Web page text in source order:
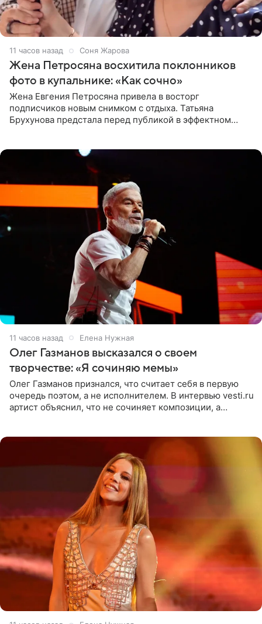
11 часов назад Соня Жарова
Жена Петросяна восхитила поклонников
фото в купальнике: «Как сочно»
Жена Евгения Петросяна привела в восторг
подписчиков новым снимком с отдыха. Татьяна
Брухунова предстала перед публикой в эффектном
11 часов назад Елена Нужная
Олег Газманов высказался о своем
творчестве: «Я сочиняю мемы»
Олег Газманов признался, что считает себя в первую
очередь поэтом, а не исполнителем. В интервью vesti.ru
артист объяснил, что не сочиняет композиции, а